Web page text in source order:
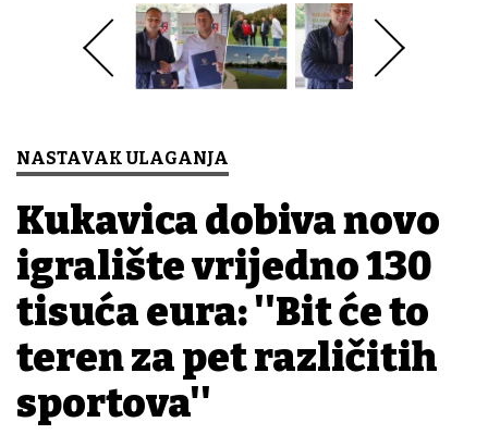
NASTAVAK ULAGANJA
Kukavica dobiva novo
igralište vrijedno 130
tisuća eura: ''Bit će to
teren za pet različitih
sportova''